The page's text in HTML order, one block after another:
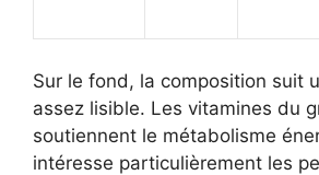
Sur le fond, la composition suit
assez lisible. Les vitamines du
soutiennent le métabolisme
intéresse particulièrement les